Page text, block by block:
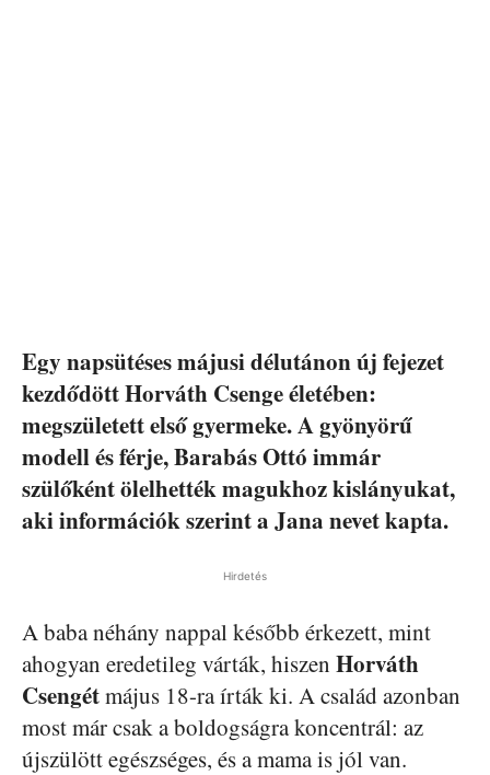
Egy napsütéses májusi délutánon új fejezet
kezdődött Horváth Csenge életében:
megszületett első gyermeke. A gyönyörű
modell és férje, Barabás Ottó immár
szülőként ölelhették magukhoz kislányukat,
aki információk szerint a Jana nevet kapta.
Hirdetés
A baba néhány nappal később érkezett, mint
ahogyan eredetileg várták, hiszen Horváth
Csengétmájus 18-ra írták ki. A család azonban
most már csak a boldogságra koncentrál: az
újszülött egészséges, és a mama is jól van.